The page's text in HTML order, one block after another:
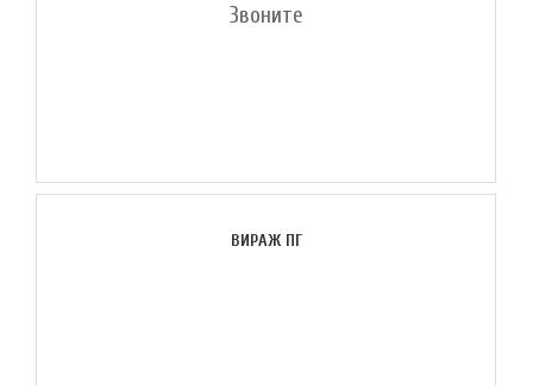
Звоните
ВИРАЖ ПГ